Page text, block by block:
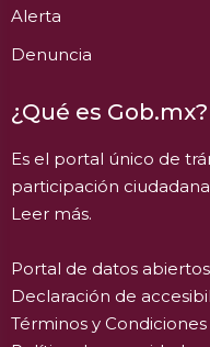
Alerta
Denuncia
¿Qué es Gob.mx?
Es el portal único de
participación
Leer más.
Portal de datos abiertos
Declaración de
Términos y Condiciones